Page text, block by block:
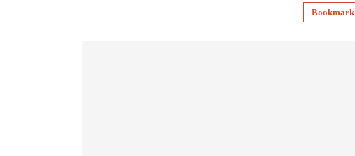
Bookmark